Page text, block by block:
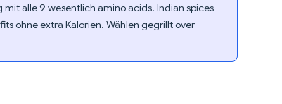
alle 9 wesentlich amino acids. Indian spices
ohne extra Kalorien. Wählen gegrillt over